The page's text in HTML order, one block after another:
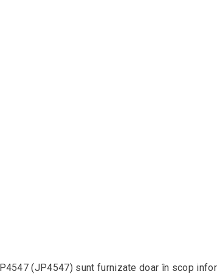
(JP4547) sunt furnizate doar în scop